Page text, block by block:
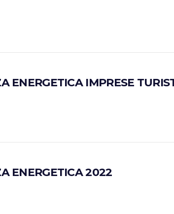
ENERGETICA IMPRESE
ENERGETICA 2022